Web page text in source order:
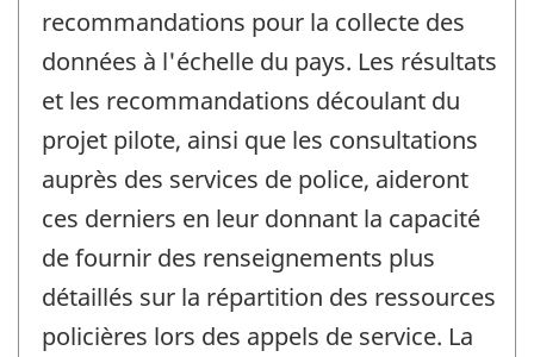
recommandations pour la collecte des
données à l'échelle du pays. Les résultats
et les recommandations découlant du
projet pilote, ainsi que les consultations
auprès des services de police, aideront
ces derniers en leur donnant la capacité
de fournir des renseignements plus
détaillés sur la répartition des ressources
policières lors des appels de service. La